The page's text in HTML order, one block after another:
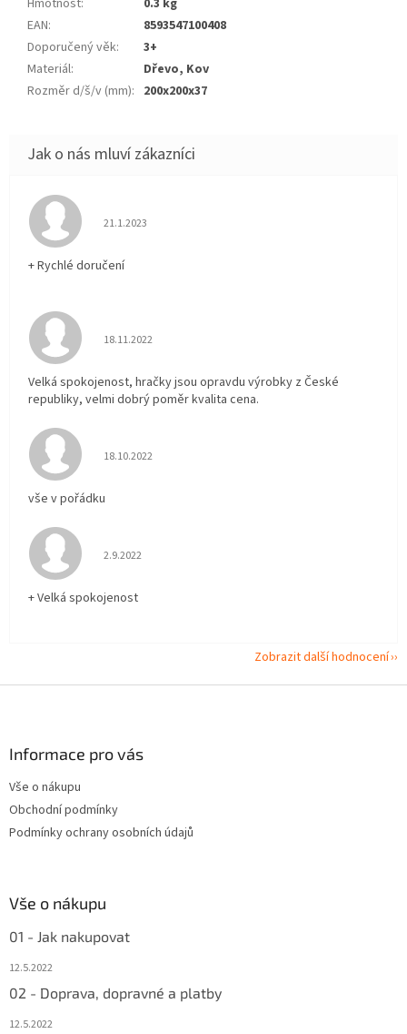
Hmotnost:
0.3 kg
EAN:
8593547100408
Doporučený věk:
3+
Materiál:
Dřevo, Kov
Rozměr d/š/v (mm): 200x200x37
Hodnocení obchodu je 5 z 5 hvězdiček.
21.1.2023
+ Rychlé doručení
Hodnocení obchodu je 5 z 5 hvězdiček.
18.11.2022
Velká spokojenost, hračky jsou opravdu výrobky z České
republiky, velmi dobrý poměr kvalita cena.
Hodnocení obchodu je 5 z 5 hvězdiček.
18.10.2022
vše v pořádku
Hodnocení obchodu je 5 z 5 hvězdiček.
2.9.2022
+ Velká spokojenost
Zobrazit další hodnocení
Informace pro vás
Vše o nákupu
Obchodní podmínky
Podmínky ochrany osobních údajů
Vše o nákupu
01 - Jak nakupovat
12.5.2022
02 - Doprava, dopravné a platby
12.5.2022